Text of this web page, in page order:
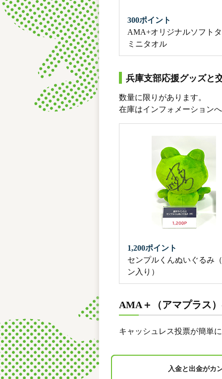
300ポイント
AMA+オリジナルソフト
ミニタオル
兵庫支部応援グッズと
数量に限りがあります。
在庫はインフォメーション
1,200ポイント
センプルくんぬいぐるみ
ン入り）
AMA＋（アマプラス
キャッシュレス投票が簡単
入金と出金がカ